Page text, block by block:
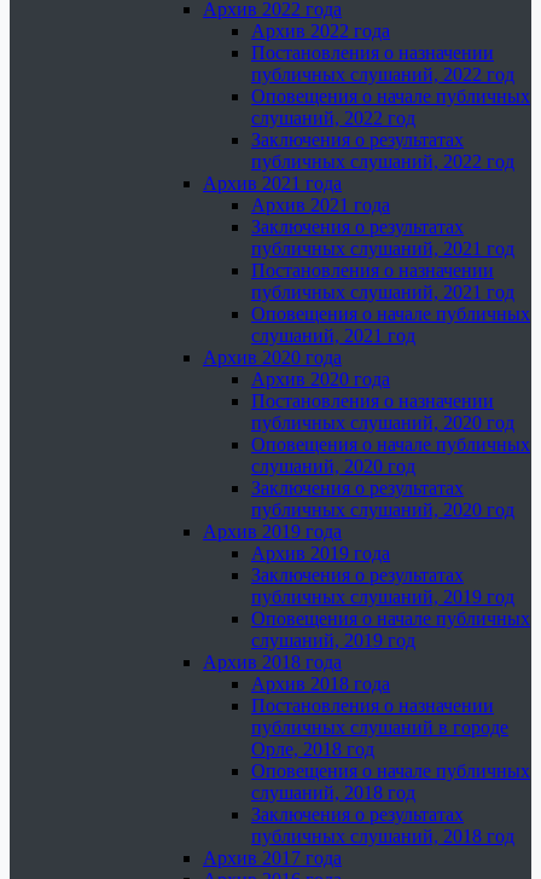
Архив 2022 года
Архив 2022 года
Постановления о назначении
публичных слушаний, 2022 год
Оповещения о начале публичных
слушаний, 2022 год
Заключения о результатах
публичных слушаний, 2022 год
Архив 2021 года
Архив 2021 года
Заключения о результатах
публичных слушаний, 2021 год
Постановления о назначении
публичных слушаний, 2021 год
Оповещения о начале публичных
слушаний, 2021 год
Архив 2020 года
Архив 2020 года
Постановления о назначении
публичных слушаний, 2020 год
Оповещения о начале публичных
слушаний, 2020 год
Заключения о результатах
публичных слушаний, 2020 год
Архив 2019 года
Архив 2019 года
Заключения о результатах
публичных слушаний, 2019 год
Оповещения о начале публичных
слушаний, 2019 год
Архив 2018 года
Архив 2018 года
Постановления о назначении
публичных слушаний в городе
Орле, 2018 год
Оповещения о начале публичных
слушаний, 2018 год
Заключения о результатах
публичных слушаний, 2018 год
Архив 2017 года